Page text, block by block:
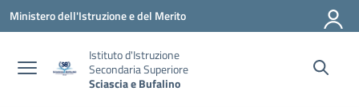
Vai ai contenuti
Vai al menu di navigazione
Vai al footer
Ministero dell'Istruzione e del Merito
Istituto d'Istruzione
Secondaria Superiore
Sciascia e Bufalino